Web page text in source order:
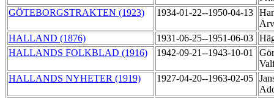
GÖTEBORGSTRAKTEN (1923)
1934-01-22--1950-04-13
HALLAND (1876)
1931-06-25--1951-06-03
HALLANDS FOLKBLAD (1916)
1942-09-21--1943-10-01
HALLANDS NYHETER (1919)
1927-04-20--1963-02-05